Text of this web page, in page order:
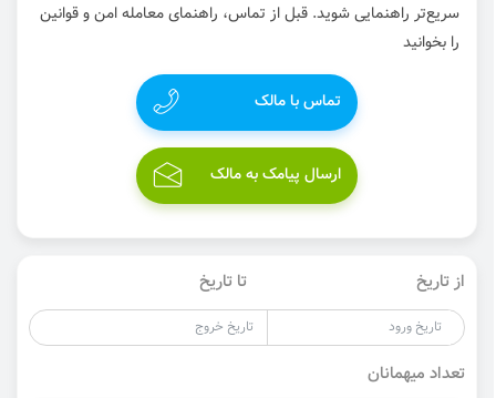
سریع‌تر راهنمایی شوید. قبل از تماس، راهنمای معامله امن و قوانین
را بخوانید
تماس با مالک
ارسال پیامک به مالک
از تاریخ تا تاریخ
تعداد میهمانان